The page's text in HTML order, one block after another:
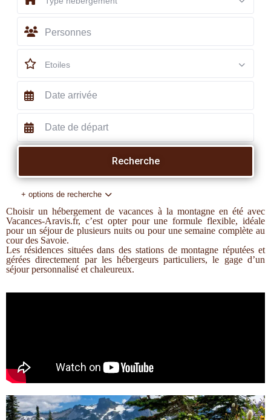
Personnes
Etoiles
+ options de recherche
Choisir un hébergement de vacances à la montagne en été avec
Vacances-Aravis.fr, c’est opter pour une formule flexible, idéale
pour un séjour de plusieurs nuits ou pour une semaine complète au
cour des Savoie.
Les résidences situées dans des stations de montagne réputées et
gérées directement par les hébergeurs particuliers, le gage d’un
séjour personnalisé et chaleureux.